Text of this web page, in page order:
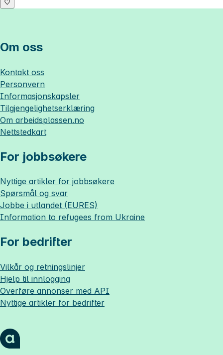
Om oss
Kontakt oss
Personvern
Informasjonskapsler
Tilgjengelighetserklæring
Om arbeidsplassen.no
Nettstedkart
For jobbsøkere
Nyttige artikler for jobbsøkere
Spørsmål og svar
Jobbe i utlandet (EURES)
Information to refugees from Ukraine
For bedrifter
Vilkår og retningslinjer
Hjelp til innlogging
Overføre annonser med API
Nyttige artikler for bedrifter